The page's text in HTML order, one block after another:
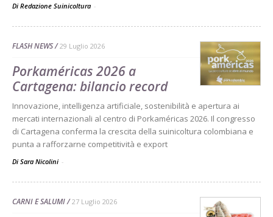
Di Redazione Suinicoltura -
FLASH NEWS 29 Luglio 2026
Porkaméricas 2026 a
Cartagena: bilancio record
Innovazione, intelligenza artificiale, sostenibilità e apertura ai
mercati internazionali al centro di Porkaméricas 2026. Il congresso
di Cartagena conferma la crescita della suinicoltura colombiana e
punta a rafforzarne competitività e export
Di Sara Nicolini -
CARNI E SALUMI 27 Luglio 2026